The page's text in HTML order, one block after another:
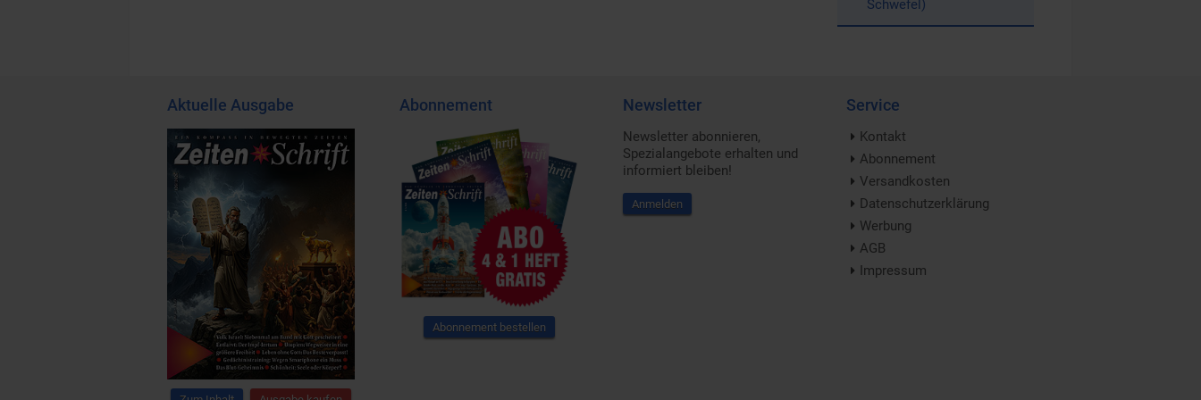
Schwefel)
Aktuelle Ausgabe Abonnement
Abonnement bestellen
Newsletter
Newsletter abonnieren,
Spezialangebote erhalten und
informiert bleiben!
Anmelden
Service
Kontakt
Abonnement
Versandkosten
Datenschutzerklärung
Werbung
AGB
Impressum